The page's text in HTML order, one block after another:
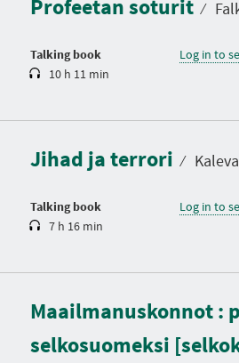
Profeetan soturit ⁄
Talking book
n
10 h 11 min
Log in to
Jihad ja terrori ⁄
Talking book
r
t
i
n
7 h 16 min
Log in to
Maailmanuskonnot :
selkosuomeksi
D
r
a
t
i